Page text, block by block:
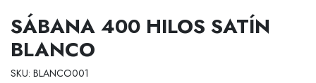
SÁBANA 400 HILOS SATÍN
BLANCO
SKU: BLANCO001